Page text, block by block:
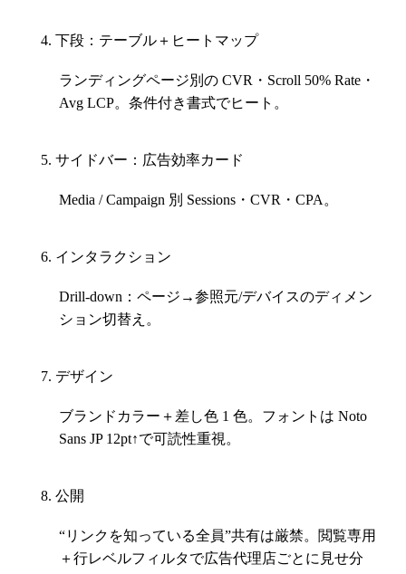
下段：テーブル＋ヒートマップ
ランディングページ別の CVR・Scroll 50% Rate・
Avg LCP。条件付き書式でヒート。
サイドバー：広告効率カード
Media / Campaign 別 Sessions・CVR・CPA。
インタラクション
Drill‑down ：ページ→参照元/デバイスのディメン
ション切替え。
デザイン
ブランドカラー＋差し色 1 色。フォントは Noto
Sans JP 12pt↑で可読性重視。
公開
“リンクを知っている全員”共有は厳禁。 閲覧専用
＋行レベルフィルタで広告代理店ごとに見せ分